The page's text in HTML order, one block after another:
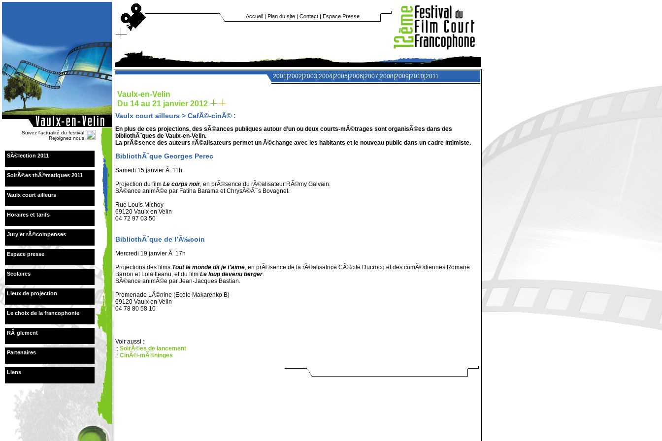
Suivez l'actualité du festival
Rejoignez nous
SÃ©lection 2011
SoirÃ©es thÃ©matiques 2011
Vaulx court ailleurs
Horaires et tarifs
Jury et rÃ©compenses
Espace presse
Scolaires
Lieux de projection
Le choix de la francophonie
RÃ¨glement
Partenaires
Liens
Accueil | Plan du site | Contact | Espace Presse
2001 2002 2003 2004 2005 2006 2007 2008 2009 2010 2011
Vaulx-en-Velin
Du 14 au 21 janvier 2012
Vaulx court ailleurs > CafÃ©-cinÃ© :
En plus de ces projections, des sÃ©ances publiques autour d’un ou deux courts-mÃ©trages sont organisÃ©es dans des
bibliothÃ¨ques de Vaulx-en-Velin.
La prÃ©sence des auteurs rÃ©alisateurs permet un Ã©change avec les habitants et le nouveau public dans un cadre intimiste.
BibliothÃ¨que Georges Perec
Samedi 15 janvier Ã 11h
Projection du film Le corps noir, en prÃ©sence du rÃ©alisateur RÃ©my Galvain.
SÃ©ance animÃ©e par Fatiha Barama et ChrysÃ©Ã¯s Bovagnet.
Rue Louis Michoy
69120 Vaulx en Velin
04 72 97 03 50
BibliothÃ¨que de l’Ã‰coin
Mercredi 19 janvier Ã 17h
Projections des films Tout le monde dit je t'aime, en prÃ©sence de la rÃ©alisatrice CÃ©cile Ducrocq et des comÃ©diennes Romane
Barron et Lola Iteanu, et du film Le loup devenu berger.
SÃ©ance animÃ©e par Jean-Jacques Bastian.
Promenade LÃ©nine (Ecole Makarenko B)
69120 Vaulx en Velin
04 78 80 58 10
Voir aussi :
:: SoirÃ©es de lancement
:: CinÃ©-mÃ©ninges